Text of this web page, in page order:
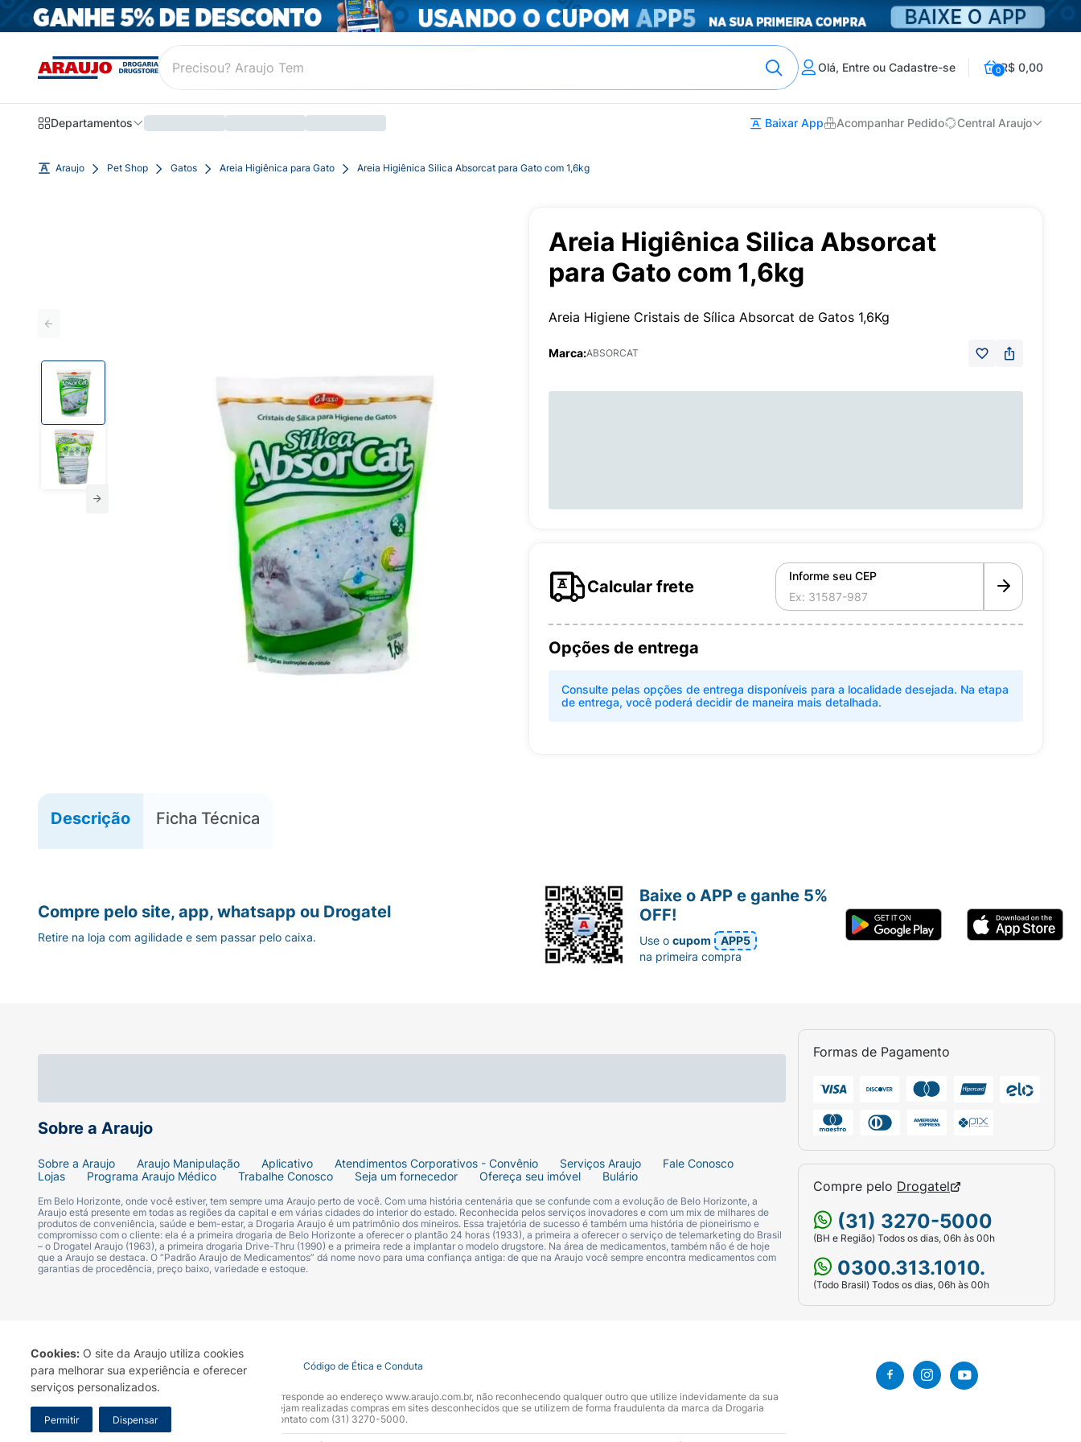
Cookies: O site da Araujo utiliza cookies
para melhorar sua experiência e oferecer
serviços personalizados.
Permitir Dispensar
Olá, Entre ou Cadastre-se 0R$ 0,00
Departamentos Baixar App Acompanhar Pedido Central Araujo
Araujo Pet Shop Gatos Areia Higiênica para Gato Areia Higiênica Silica Absorcat para Gato com 1,6kg
Areia Higiênica Silica Absorcat
para Gato com 1,6kg
Areia Higiene Cristais de Sílica Absorcat de Gatos 1,6Kg
Marca:ABSORCAT
Calcular frete
Informe seu CEP
Opções de entrega
Consulte pelas opções de entrega disponíveis para a localidade desejada. Na etapa
de entrega, você poderá decidir de maneira mais detalhada.
Descrição Ficha Técnica
Sobre a Araujo
Sobre a Araujo Araujo Manipulação Aplicativo Atendimentos Corporativos - Convênio Serviços Araujo
Fale Conosco
Lojas
Programa Araujo Médico Trabalhe Conosco Seja um fornecedor Ofereça seu imóvel Bulário
Em Belo Horizonte, onde você estiver, tem sempre uma Araujo perto de você. Com uma história centenária que se confunde com a evolução de Belo Horizonte, a
Araujo está presente em todas as regiões da capital e em várias cidades do interior do estado. Reconhecida pelos serviços inovadores e com um mix de milhares de
produtos de conveniência, saúde e bem-estar, a Drogaria Araujo é um patrimônio dos mineiros. Essa trajetória de sucesso é também uma história de pioneirismo e
compromisso com o cliente: ela é a primeira drogaria de Belo Horizonte a oferecer o plantão 24 horas (1933), a primeira a oferecer o serviço de telemarketing do Brasil
– o Drogatel Araujo (1963), a primeira drogaria Drive-Thru (1990) e a primeira rede a implantar o modelo drugstore. Na área de medicamentos, também não é de hoje
que a Araujo se destaca. O “Padrão Araujo de Medicamentos” dá nome novo para uma confiança antiga: de que na Araujo você sempre encontra medicamentos com
garantias de procedência, preço baixo, variedade e estoque.
Formas de Pagamento
Compre pelo Drogatel
(31) 3270-5000
(BH e Região) Todos os dias, 06h às 00h
0300.313.1010.
(Todo Brasil) Todos os dias, 06h às 00h
Compre pelo site, app, whatsapp ou Drogatel
Retire na loja com agilidade e sem passar pelo caixa.
Baixe o APP e ganhe 5%
OFF!
Use ocupom
APP5
na primeira compra
Termo de Uso Portal da Privacidade Covid-19 Código de Ética e Conduta
A Drogaria Araujo S/A informa que o seu site oficial corresponde ao endereço www.araujo.com.br, não reconhecendo qualquer outro que utilize indevidamente da sua
marca. Para sua segurança recomendamos que não sejam realizadas compras em sites desconhecidos que se utilizem de forma fraudulenta da marca da Drogaria
Araujo S.A. Em caso de dúvidas, gentileza entrar em contato com (31) 3270-5000.